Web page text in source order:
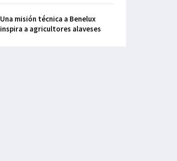
Una misión técnica a Benelux
inspira a agricultores alaveses